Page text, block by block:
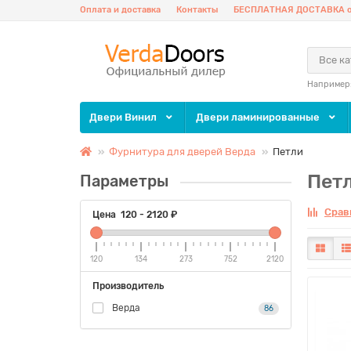
Оплата и доставка Контакты БЕСПЛАТНАЯ ДОСТАВКА
Все
Например:
Двери Винил Двери ламинированные
Фурнитура для дверей Верда Петли
Параметры
Цена 120 - 2120 ₽
120 134 273 752 2120
Производитель
Верда
86